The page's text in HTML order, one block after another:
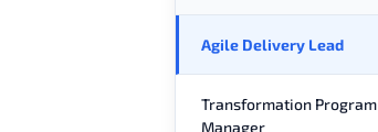
Agile Delivery Lead
Transformation Program
Manager